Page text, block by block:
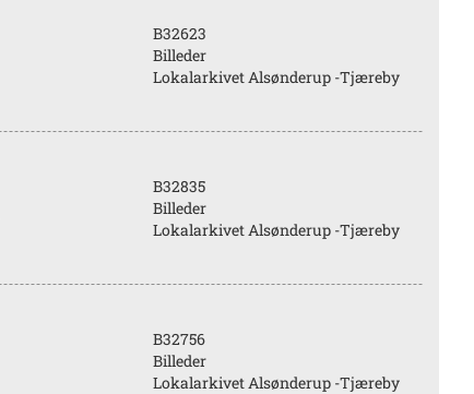
B32623
Billeder
Lokalarkivet Alsønderup -Tjæreby
B32835
Billeder
Lokalarkivet Alsønderup -Tjæreby
B32756
Billeder
Lokalarkivet Alsønderup -Tjæreby